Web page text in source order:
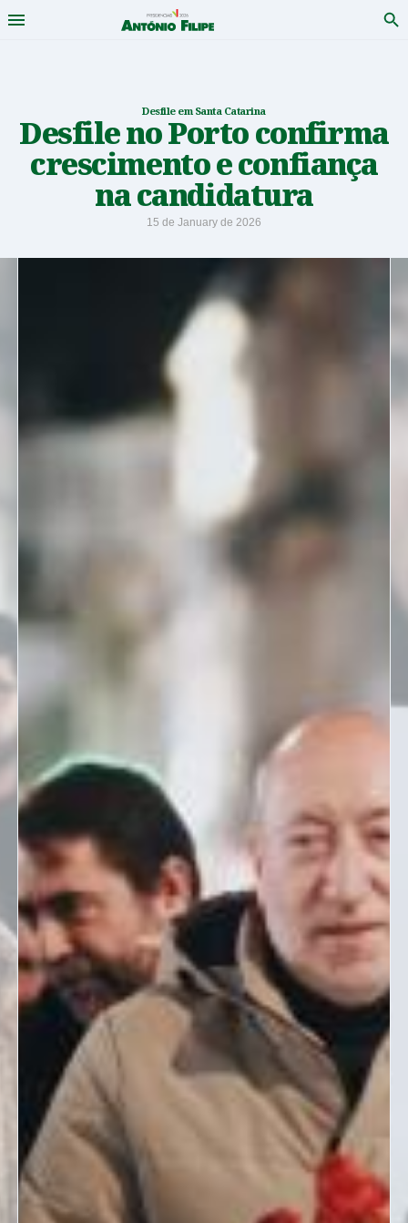
Menu
António
Candidato
a
Presidente
República
2026
Desfile em Santa Catarina
Desfile no Porto confirma
crescimento e confiança
na candidatura
15 de January de 2026